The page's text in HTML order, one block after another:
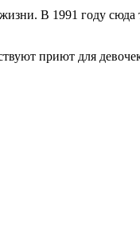
В 1991 году
приют для